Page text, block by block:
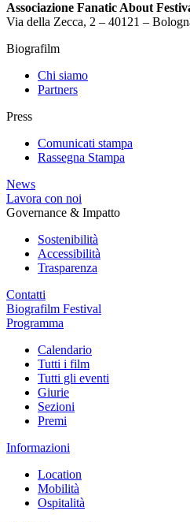
Associazione Fanatic About
Via della Zecca, 2 – 40121 –
Biografilm
Chi siamo
Partners
Press
Comunicati stampa
Rassegna Stampa
News
Lavora con noi
Governance & Impatto
Sostenibilità
Accessibilità
Trasparenza
Contatti
Biografilm Festival
Programma
Calendario
Tutti i film
Tutti gli eventi
Giurie
Sezioni
Premi
Informazioni
Location
Mobilità
Ospitalità